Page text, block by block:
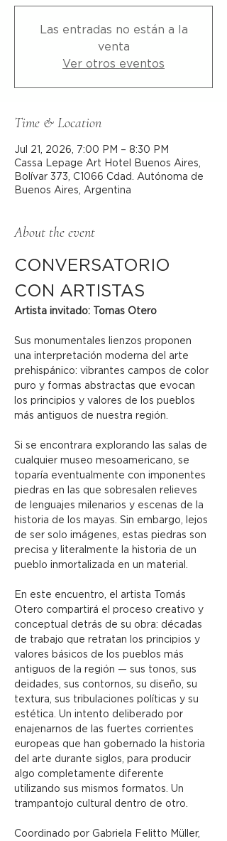
Las entradas no están a la
venta
Ver otros eventos
Time & Location
Jul 21, 2026, 7:00 PM – 8:30 PM
Cassa Lepage Art Hotel Buenos Aires,
Bolívar 373, C1066 Cdad. Autónoma de
Buenos Aires, Argentina
About the event
CONVERSATORIO
CON ARTISTAS
Artista invitado: Tomas Otero
Sus monumentales lienzos proponen
una interpretación moderna del arte
prehispánico: vibrantes campos de color
puro y formas abstractas que evocan
los principios y valores de los pueblos
más antiguos de nuestra región.
Si se encontrara explorando las salas de
cualquier museo mesoamericano, se
toparía eventualmente con imponentes
piedras en las que sobresalen relieves
de lenguajes milenarios y escenas de la
historia de los mayas. Sin embargo, lejos
de ser solo imágenes, estas piedras son
precisa y literalmente la historia de un
pueblo inmortalizada en un material.
En este encuentro, el artista Tomás
Otero compartirá el proceso creativo y
conceptual detrás de su obra: décadas
de trabajo que retratan los principios y
valores básicos de los pueblos más
antiguos de la región — sus tonos, sus
deidades, sus contornos, su diseño, su
textura, sus tribulaciones políticas y su
estética. Un intento deliberado por
enajenarnos de las fuertes corrientes
europeas que han gobernado la historia
del arte durante siglos, para producir
algo completamente diferente
utilizando sus mismos formatos. Un
trampantojo cultural dentro de otro.
Coordinado por Gabriela Felitto Müller,